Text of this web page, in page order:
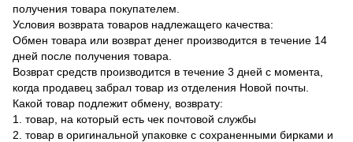
получения товара покупателем.
Условия возврата товаров надлежащего качества:
Обмен товара или возврат денег производится в течение 14
дней после получения товара.
Возврат средств производится в течение 3 дней с момента,
когда продавец забрал товар из отделения Новой почты.
Какой товар подлежит обмену, возврату:
1. товар, на который есть чек почтовой службы
2. товар в оригинальной упаковке с сохраненными бирками и